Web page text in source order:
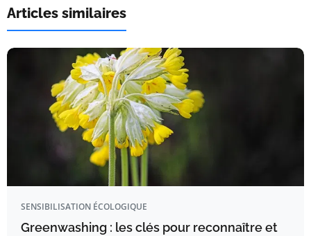
Articles similaires
SENSIBILISATION ÉCOLOGIQUE
Greenwashing : les clés pour reconnaître et